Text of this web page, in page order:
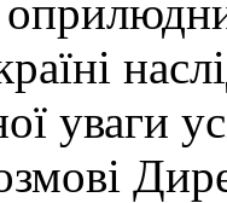
уваги